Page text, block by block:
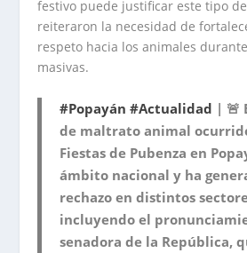
festivo puede justificar este tipo
reiteraron la necesidad de
respeto hacia los animales
masivas.
#Popayán #Actualidad | 🚨
de maltrato animal
Fiestas de Pubenza en
ámbito nacional y ha
rechazo en distintos
incluyendo el
senadora de la República,